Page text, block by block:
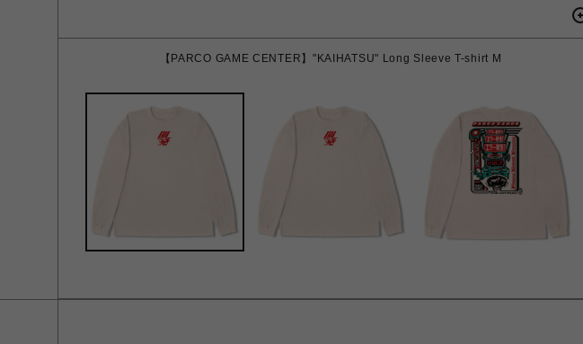
【PARCO GAME CENTER】"KAIHATSU" Long Sleeve T-shirt M